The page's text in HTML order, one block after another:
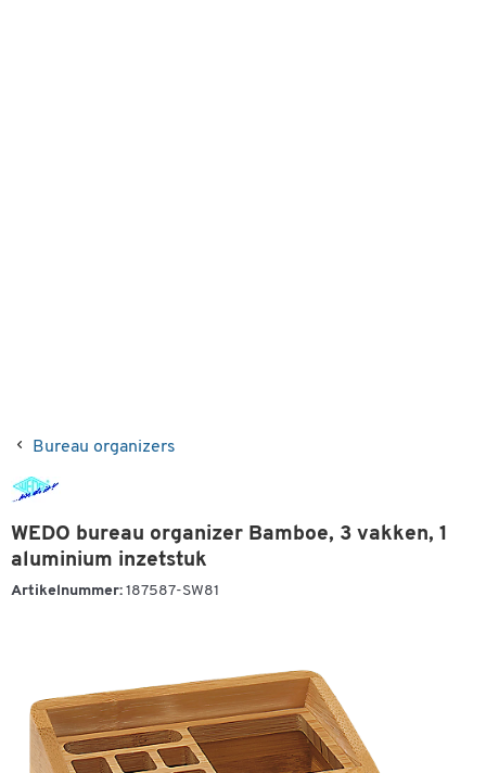
Bureau organizers
WEDO bureau organizer Bamboe, 3 vakken, 1
aluminium inzetstuk
Artikelnummer: 187587-SW81